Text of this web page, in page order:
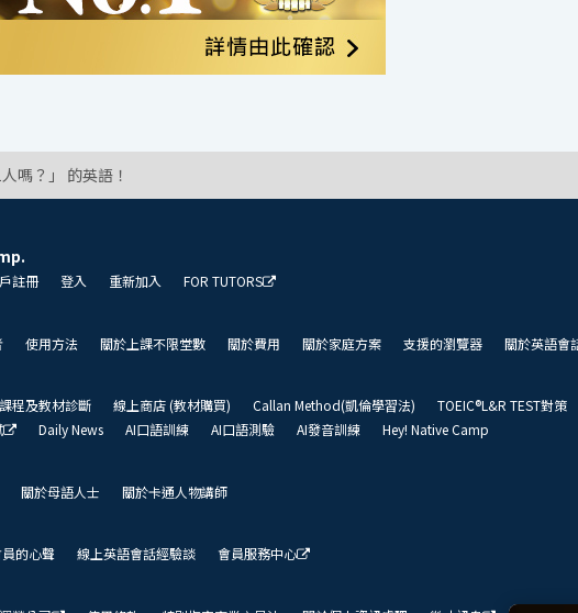
嗎？」 的英語！
註冊 登入 重新加入 FOR TUTORS
使用方法 關於上課不限堂數 關於費用 關於家庭方案 支援的瀏覽器 關於英語會
課程及教材診斷 線上商店 (教材購買) Callan Method(凱倫學習法)
TOEIC®L&R TEST對策
Daily News AI口語訓練 AI口語測驗 AI發音訓練 Hey! Native Camp
關於母語人士 關於卡通人物講師
的心聲 線上英語會話經驗談 會員服務中心